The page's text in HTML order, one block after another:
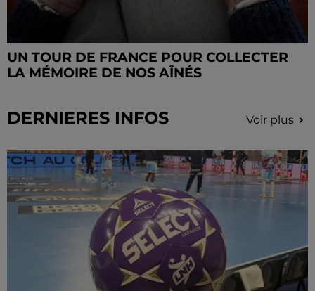
UN TOUR DE FRANCE POUR COLLECTER
LA MÉMOIRE DE NOS AÎNÉS
DERNIERES INFOS Voir plus